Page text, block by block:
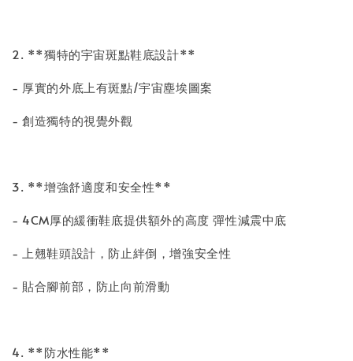
2. **獨特的宇宙斑點鞋底設計**
- 厚實的外底上有斑點/宇宙塵埃圖案
- 創造獨特的視覺外觀
3. **增強舒適度和安全性**
- 4CM厚的緩衝鞋底提供額外的高度 彈性減震中底
- 上翹鞋頭設計，防止絆倒，增強安全性
- 貼合腳前部，防止向前滑動
4. **防水性能**